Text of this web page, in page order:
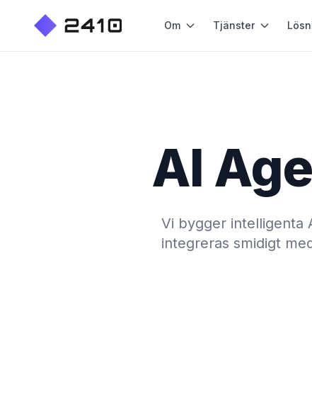
Om Tjänster
AI
Vi bygger intelligenta
integreras smidigt